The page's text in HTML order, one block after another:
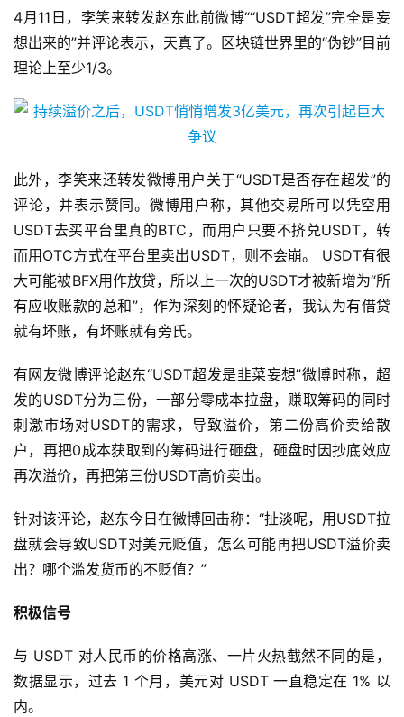
4月11日，李笑来转发赵东此前微博““USDT超发”完全是妄
想出来的”并评论表示，天真了。区块链世界里的“伪钞”目前
理论上至少1/3。
此外，李笑来还转发微博用户关于“USDT是否存在超发”的
评论，并表示赞同。微博用户称，其他交易所可以凭空用
USDT去买平台里真的BTC，而用户只要不挤兑USDT，转
而用OTC方式在平台里卖出USDT，则不会崩。 USDT有很
大可能被BFX用作放贷，所以上一次的USDT才被新增为“所
有应收账款的总和”，作为深刻的怀疑论者，我认为有借贷
就有坏账，有坏账就有旁氏。
有网友微博评论赵东“USDT超发是韭菜妄想”微博时称，超
发的USDT分为三份，一部分零成本拉盘，赚取筹码的同时
刺激市场对USDT的需求，导致溢价，第二份高价卖给散
户，再把0成本获取到的筹码进行砸盘，砸盘时因抄底效应
再次溢价，再把第三份USDT高价卖出。
针对该评论，赵东今日在微博回击称：“扯淡呢，用USDT拉
盘就会导致USDT对美元贬值，怎么可能再把USDT溢价卖
出？哪个滥发货币的不贬值？”
积极信号
与 USDT 对人民币的价格高涨、一片火热截然不同的是，
数据显示，过去 1 个月，美元对 USDT 一直稳定在 1% 以
内。